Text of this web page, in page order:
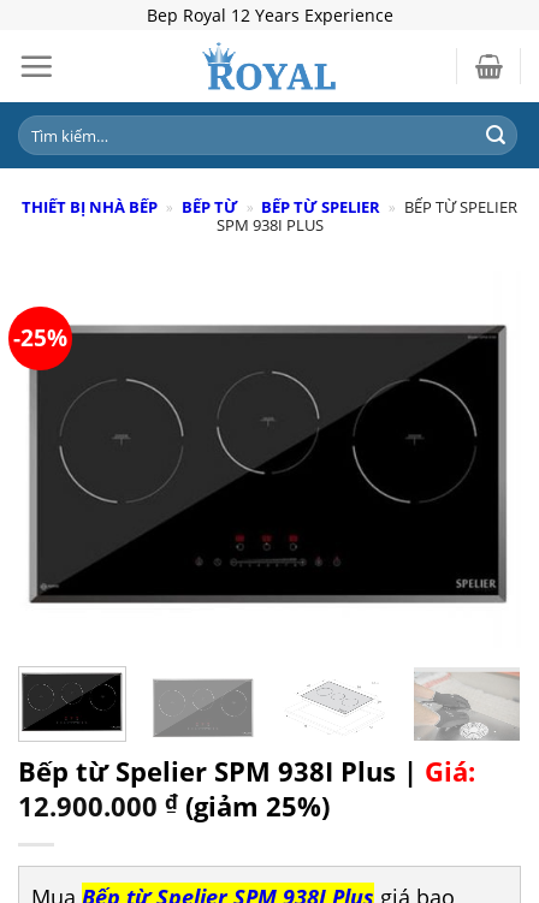
content
Bep Royal 12 Years Experience
Tìm
kiếm:
THIẾT BỊ NHÀ BẾP » BẾP TỪ » BẾP TỪ SPELIER » BẾP TỪ SPELIER
SPM 938I PLUS
-25%
Bếp từ Spelier SPM 938I Plus | Giá:
12.900.000 ₫ (giảm 25%)
Mua Bếp từ Spelier SPM 938I Plus giá bao